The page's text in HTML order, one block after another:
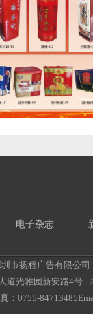
电子杂志
圳市扬程广告有限公
道光雅园新安路4号
：0755-